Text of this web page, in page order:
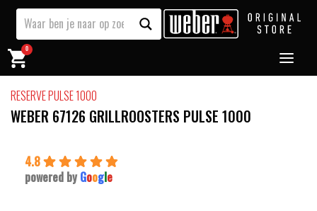
0
RESERVE PULSE 1000
WEBER 67126 GRILLROOSTERS PULSE 1000
4.8
powered by Google